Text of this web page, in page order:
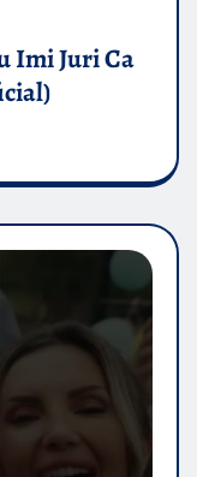
Imi Juri Ca